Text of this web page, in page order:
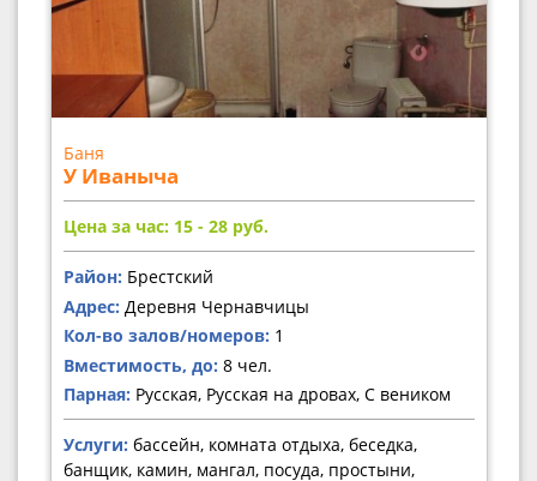
Баня
У Иваныча
Цена за час: 15 - 28 руб.
Район: Брестский
Адрес: Деревня Чернавчицы
Кол-во залов/номеров: 1
Вместимость, до: 8 чел.
Парная: Русская, Русская на дровах, С веником
Услуги: бассейн, комната отдыха, беседка,
банщик, камин, мангал, посуда, простыни,